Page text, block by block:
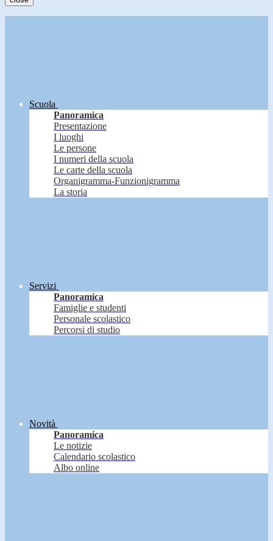
Scuola
Panoramica
Presentazione
I luoghi
Le persone
I numeri della scuola
Le carte della scuola
Organigramma-Funzionigramma
La storia
Servizi
Panoramica
Famiglie e studenti
Personale scolastico
Percorsi di studio
Novità
Panoramica
Le notizie
Calendario scolastico
Albo online